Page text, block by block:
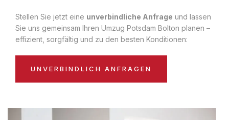
Stellen Sie jetzt eine unverbindliche Anfrage und lassen
Sie uns gemeinsam Ihren Umzug Potsdam Bolton planen –
effizient, sorgfältig und zu den besten Konditionen:
UNVERBINDLICH ANFRAGEN